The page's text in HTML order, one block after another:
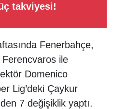
takviyesi!
Fenerbahçe,
ile
Domenico
Lig’deki Çaykur
7 değişiklik yaptı.